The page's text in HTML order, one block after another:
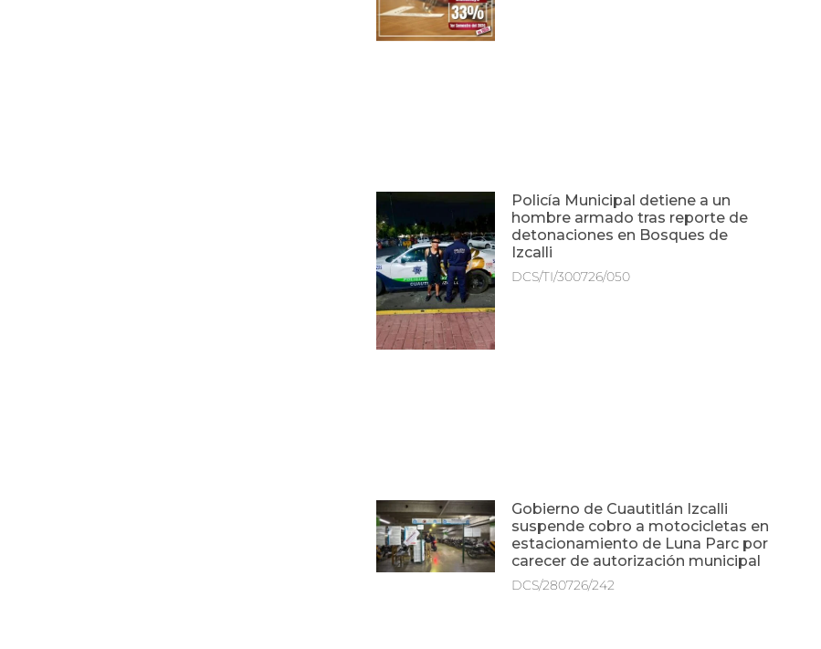
Policía Municipal detiene a un
hombre armado tras reporte de
detonaciones en Bosques de
Izcalli
DCS/TI/300726/050
Gobierno de Cuautitlán Izcalli
suspende cobro a motocicletas en
estacionamiento de Luna Parc por
carecer de autorización municipal
DCS/280726/242